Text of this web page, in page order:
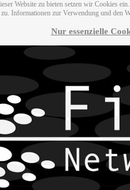
Website zu bieten setzen wir Cookies
zu. Informationen zur Verwendung und den
Nur essenzielle